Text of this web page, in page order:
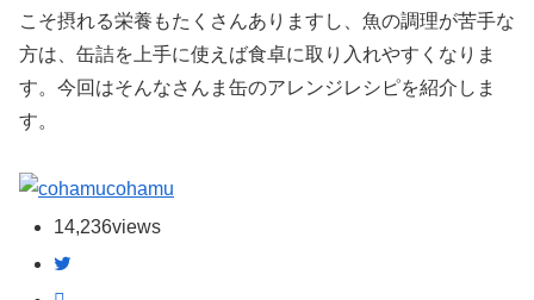
こそ摂れる栄養もたくさんありますし、魚の調理が苦手な
方は、缶詰を上手に使えば食卓に取り入れやすくなりま
す。今回はそんなさんま缶のアレンジレシピを紹介しま
す。
cohamu
14,236views